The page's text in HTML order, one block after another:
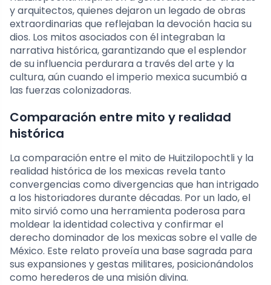
y arquitectos, quienes dejaron un legado de obras
extraordinarias que reflejaban la devoción hacia su
dios. Los mitos asociados con él integraban la
narrativa histórica, garantizando que el esplendor
de su influencia perdurara a través del arte y la
cultura, aún cuando el imperio mexica sucumbió a
las fuerzas colonizadoras.
Comparación entre mito y realidad
histórica
La comparación entre el mito de Huitzilopochtli y la
realidad histórica de los mexicas revela tanto
convergencias como divergencias que han intrigado
a los historiadores durante décadas. Por un lado, el
mito sirvió como una herramienta poderosa para
moldear la identidad colectiva y confirmar el
derecho dominador de los mexicas sobre el valle de
México. Este relato proveía una base sagrada para
sus expansiones y gestas militares, posicionándolos
como herederos de una misión divina.